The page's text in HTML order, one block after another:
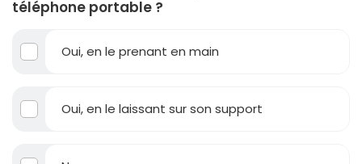
téléphone portable ?
Oui, en le prenant en main
Oui, en le laissant sur son support